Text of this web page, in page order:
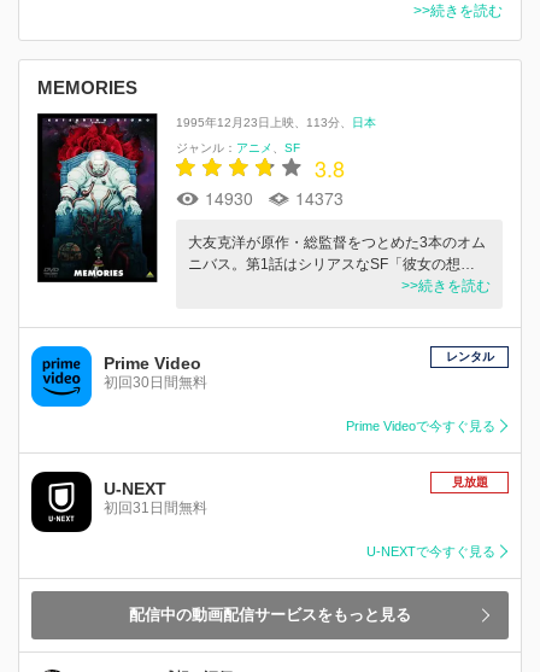
>>続きを読む
MEMORIES
1995年12月23日上映 113分
日本
ジャンル： アニメ SF
3.8
14930 14373
大友克洋が原作・総監督をつとめた3本のオム
ニバス。第1話はシリアスなSF「彼女の想…
>>続きを読む
Prime Video
初回30日間無料
レンタル
Prime Videoで今すぐ見る
U-NEXT
初回31日間無料
見放題
U-NEXTで今すぐ見る
配信中の動画配信サービスをもっと見る